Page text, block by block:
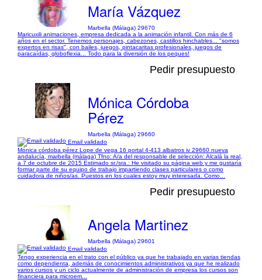
María Vázquez
Marbella (Málaga) 29670
Maricuxili animaciones, empresa dedicada a la animación infantil. Con más de 6
años en el sector. Tenemos personajes, cabezones, castillos hinchables... "somos
expertos en risas", con bailes, juegos, pintacaritas profesionales, juegos de
paracaídas, globoflexia... Todo para la diversión de los peques!
Pedir presupuesto
Mónica Córdoba
Pérez
Marbella (Málaga) 29660
Email validado
Mónica córdoba pérez Lope de vega 16 portal 4-413 albatros iv 29660 nueva
andalucía, marbella (málaga) Tfno: A/a del responsable de selección: Alcalá la real,
a 7 de octubre de 2015 Estimado sr./sra.: He visitado su página web y me gustaría
formar parte de su equipo de trabajo impartiendo clases particulares o como
cuidadora de niños/as. Puestos en los cuales estoy muy interesada. Como...
Pedir presupuesto
Angela Martinez
Marbella (Málaga) 29601
Email validado
Tengo experiencia en el trato con el público ya que he trabajado en varias tiendas
como dependienta, además de conocimientos administrativos ya que he realizado
varios cursos y un ciclo actualmente de administración de empresa los cursos son
financiera para microem...